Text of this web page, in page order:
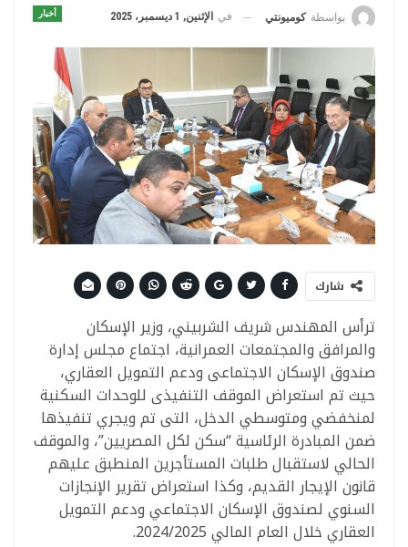
أخبار بواسطة كوميونتي في الإثنين, 1 ديسمبر، 2025
شارك
ترأس المهندس شريف الشربيني، وزير الإسكان
والمرافق والمجتمعات العمرانية، اجتماع مجلس إدارة
صندوق الإسكان الاجتماعى ودعم التمويل العقاري،
حيث تم استعراض الموقف التنفيذى للوحدات السكنية
لمنخفضي ومتوسطي الدخل، التى تم ويجري تنفيذها
ضمن المبادرة الرئاسية “سكن لكل المصريين”، والموقف
الحالي لاستقبال طلبات المستأجرين المنطبق عليهم
قانون الإيجار القديم، وكذا استعراض تقرير الإنجازات
السنوي لصندوق الإسكان الاجتماعي ودعم التمويل
العقاري خلال العام المالي 2024/2025.